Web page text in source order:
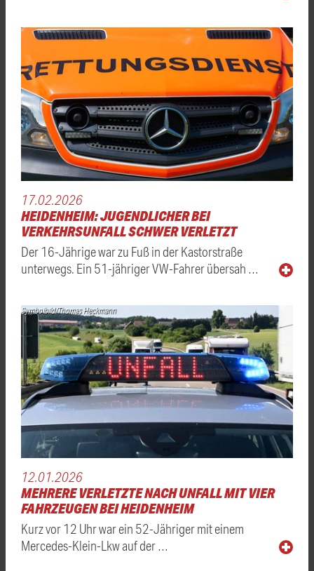
17.02.2026
HEIDENHEIM: JUGENDLICHER BEI
VERKEHRSUNFALL SCHWER VERLETZT
Der 16-Jährige war zu Fuß in der Kastorstraße
unterwegs. Ein 51-jähriger VW-Fahrer übersah …
Symbolbild/Thomas Heckmann
12.01.2026
MEHRERE VERLETZTE NACH UNFALL MIT VIER
FAHRZEUGEN BEI HEIDENHEIM
Kurz vor 12 Uhr war ein 52-Jähriger mit einem
Mercedes-Klein-Lkw auf der …